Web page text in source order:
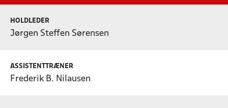
HOLDLEDER
Jørgen Steffen Sørensen
ASSISTENTTRÆNER
Frederik B. Nilausen